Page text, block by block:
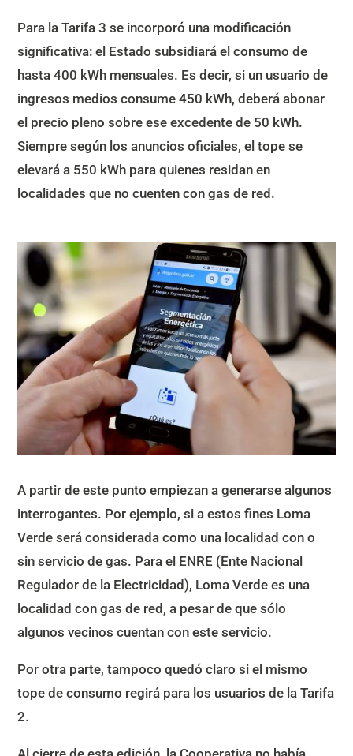
Para la Tarifa 3 se incorporó una modificación
significativa: el Estado subsidiará el consumo de
hasta 400 kWh mensuales. Es decir, si un usuario de
ingresos medios consume 450 kWh, deberá abonar
el precio pleno sobre ese excedente de 50 kWh.
Siempre según los anuncios oficiales, el tope se
elevará a 550 kWh para quienes residan en
localidades que no cuenten con gas de red.
A partir de este punto empiezan a generarse algunos
interrogantes. Por ejemplo, si a estos fines Loma
Verde será considerada como una localidad con o
sin servicio de gas. Para el ENRE (Ente Nacional
Regulador de la Electricidad), Loma Verde es una
localidad con gas de red, a pesar de que sólo
algunos vecinos cuentan con este servicio.
Por otra parte, tampoco quedó claro si el mismo
tope de consumo regirá para los usuarios de la Tarifa
2.